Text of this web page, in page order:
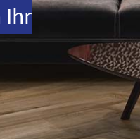
for our customers
8:00am - 5:00pm(GMT +1)
Ihr